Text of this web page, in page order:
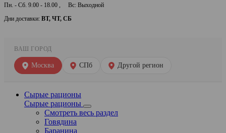
Пн. - Сб. 9.00 - 18.00 , Вс: Выходной
Дни доставки: ВТ, ЧТ, СБ
ВАШ ГОРОД
Москва СПб Другой регион
Сырые рационы
Сырые рационы
Смотреть весь раздел
Говядина
Баранина